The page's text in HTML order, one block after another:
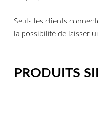
Seuls les clients
la possibilité de laisser
PRODUITS